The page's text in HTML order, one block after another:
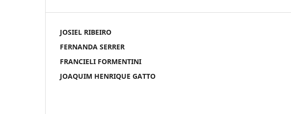
JOSIEL RIBEIRO
FERNANDA SERRER
FRANCIELI FORMENTINI
JOAQUIM HENRIQUE GATTO